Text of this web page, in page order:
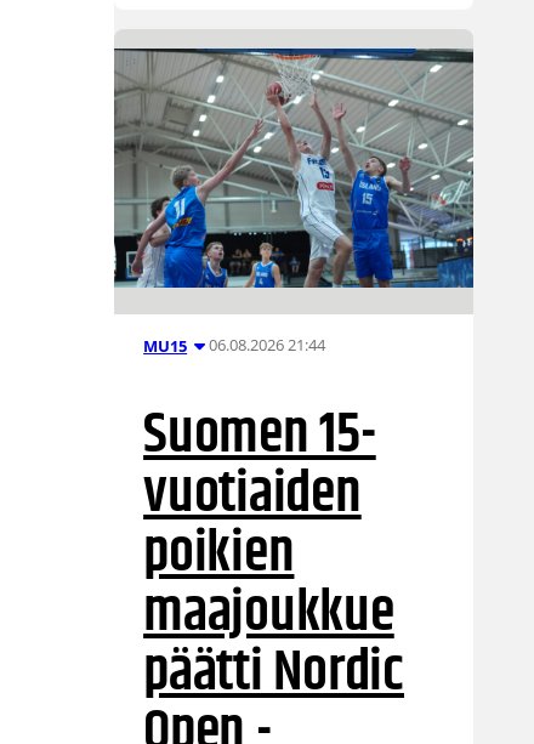
MU15 06.08.2026 21:44
Suomen 15-
vuotiaiden
poikien
maajoukkue
päätti Nordic